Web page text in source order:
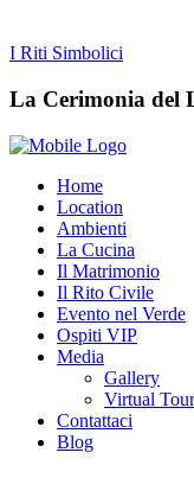
I Riti Simbolici
La Cerimonia del
Home
Location
Ambienti
La Cucina
Il Matrimonio
Il Rito Civile
Evento nel Verde
Ospiti VIP
Media
Gallery
Virtual Tour
Contattaci
Blog